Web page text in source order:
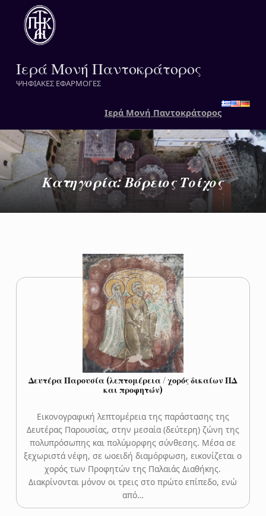
Ιερά Μονή Παντοκράτορος
ΨΗΦΙΑΚΕΣ ΕΦΑΡΜΟΓΕΣ
Ιερά Μονή Παντοκράτορος
Κατηγορία:Βόρειος Τοίχος
Δευτέρα Παρουσία (λεπτομέρεια / χορός δικαίων ΠΔ
και προφητών)
Εικονογραφική λεπτομέρεια της παράστασης της
Δευτέρας Παρουσίας, στην μεσαία (δεύτερη) ζώνη της
πολυπρόσωπης και πολύμορφης σύνθεσης. Μέσα σε
ξεχωριστά νέφη, σε ωοειδή διαμόρφωση, εικονίζεται ο
χορός των Προφητών της Παλαιάς Διαθήκης.
Διακρίνονται μόνον οι τρεις στο πρώτο επίπεδο, ενώ
από…